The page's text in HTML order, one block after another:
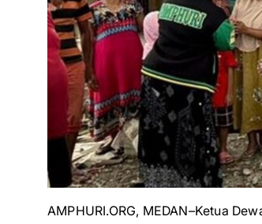
AMPHURI.ORG, MEDAN–Ketua